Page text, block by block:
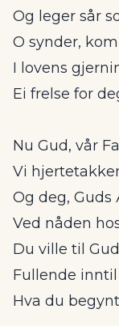
Og leger sår
O synder,
I lovens
Ei frelse for
Nu Gud, vår
Vi
Og deg, Guds
Ved nåden
Du ville til
Fullende
Hva du